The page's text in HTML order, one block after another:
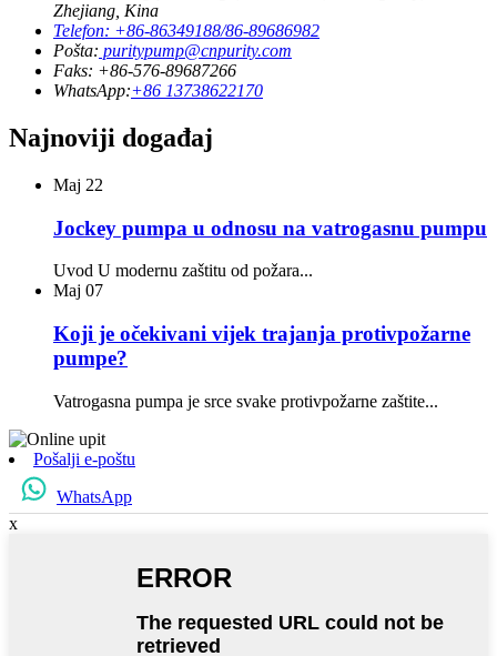
Zhejiang, Kina
Telefon: +86-86349188/86-89686982
Pošta: puritypump@cnpurity.com
Faks: +86-576-89687266
WhatsApp:+86 13738622170
Najnoviji događaj
Maj 22
Jockey pumpa u odnosu na vatrogasnu pumpu
Uvod U modernu zaštitu od požara...
Maj 07
Koji je očekivani vijek trajanja protivpožarne
pumpe?
Vatrogasna pumpa je srce svake protivpožarne zaštite...
Pošalji e-poštu
WhatsApp
x